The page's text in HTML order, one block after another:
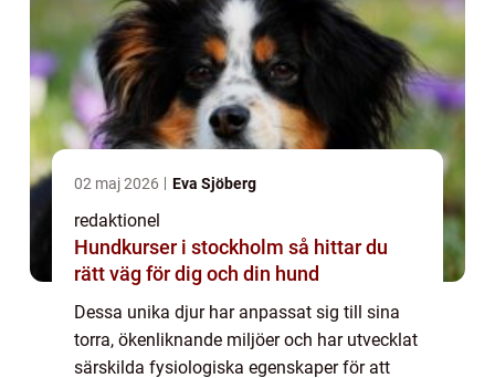
02 maj 2026 Eva Sjöberg
redaktionel
Hundkurser i stockholm så hittar du
rätt väg för dig och din hund
Dessa unika djur har anpassat sig till sina
torra, ökenliknande miljöer och har utvecklat
särskilda fysiologiska egenskaper för att